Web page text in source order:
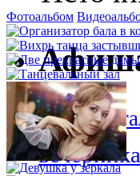
Фотоальбом
фолк
вечеринка